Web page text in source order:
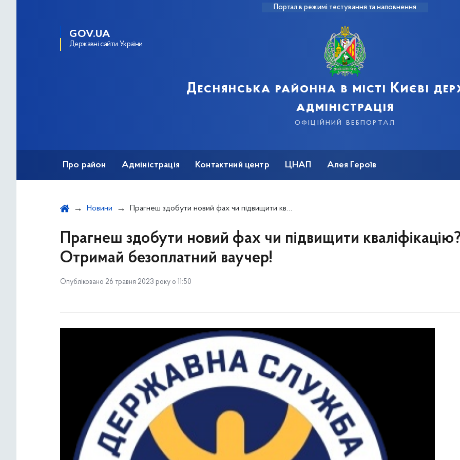
Портал в режимі тестування та наповнення
GOV.UA
Державні сайти України
Деснянська районна в місті Києві
адміністрація
офіційний вебпортал
Про район Адміністрація Контактний центр ЦНАП Алея Героїв
Новини Прагнеш здобути новий фах чи підвищити кваліфікацію? Отримай безоплатний ваучер!
Прагнеш здобути новий фах чи підвищити
Отримай безоплатний ваучер!
Опубліковано 26 травня 2023 року о 11:50